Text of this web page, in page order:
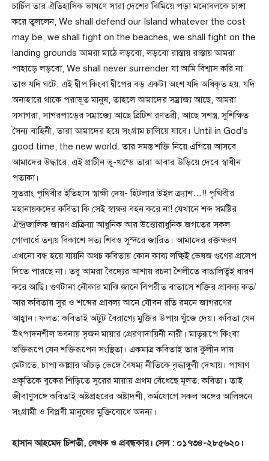
চার্চিল তার ঐতিহাসিক ভাষণে সারা দেশের ঝিমিয়ে পড়া মনোবলকে চাঙ্গা
করে তুললেন, We shall defend our Island whatever the cost
may be, we shall fight on the beaches, we shall fight on the
landing grounds আমরা মাঠে লড়বো, লড়বো রাস্তায় রাস্তায় আমরা
পাহাড়ে লড়বো, We shall never surrender যা আমি বিশ্বাস করি না
তাও যদি ঘটে, এই দ্বীপ কিংবা দ্বীপের বড় একটা অংশ যদি অধিকৃত হয়, যদি
অনাহারে থাকে পরাভূত মানুষ, তাহলে আমাদের সম্রাজ্য আছে, আমরা
সসাগরা, সাগরপাড়ের সম্রাজ্যে আছে ব্রিটিশ রণতরী, আছে সশস্ত্র, সুশিক্ষিত
সৈন্য বাহিনী, তারা আমাদের হয়ে সংগ্রাম চালিয়ে যাবে। Until in God’s
good time, the new world. তার সমস্ত শক্তি নিয়ে এগিয়ে আসবে
আমাদের উদ্ধারে, এই প্রাচীন ভূ-খন্ডে তারা আবার উড়িয়ে দেবে স্বাধীন
পতাকা।
সুতরাং পৃথিবীর ইতিহাস স্বাক্ষী দেয়- হিটলার উইল ক্র্যাশ…!! পৃথিবীর
মহানায়কদের কবিতা কি সেই স্বাক্ষর বহন করে না! যেখানে শব্দ সমষ্টির
ঐন্দ্রজালিক জারণ প্রক্রিয়া আধুনিক আর উত্তোরাধুনিক জগতের সকল
গোলার্ধে তন্ময় বিকাশে সত্য শিবও সুন্দরে জারিত। আমাদের রক্তক্ষরণ
এখনো বন্ধ হয়ে যায়নি অথচ কবিতায় কোন কাব্য লক্ষ্মিই ভেষজ গুণের প্রলেপ
দিতে পারছে না। তবু আমরা বৈদ্যের আশায় রচনা শৈলীতে বাঙালিত্বই ধারণ
করে আছি। গুণটানা নৌকার মাঝি জানে বিপরীত বাতাসে শক্তির প্রাবল্য কত/
আর কবিতায় সুর ও শব্দের প্রাবল্য আনে যৌবন রতি রমনে জাগরণের
আহ্বান। ফলত: কবিতাই অটুট বৈরাগ্যে মুক্তির উপায় খুঁজে দেয়। কবিতা যেন
উৎপাদনশীল ভবনায় সৃজন মায়ার প্রেরণাদায়িনী নারী। মাতৃরূপে কিংবা
ভক্তিরূপে যেন শক্তিরূপেন সংস্থিতা। একমাত্র কবিতাই তার কুলীন দায়
মেটাতে, চাপা কান্নার আঁচড় ভেঙ্গে বৈষম্য নীতিকে বৃদ্ধাঙ্গুলী দেখায়। পাষাণ
প্রকৃতিকে বুকের শিড়িতে সুরের মায়ায় প্রথম বেঁধেছে মূলত: কবিতা। তাই
জীবাণুসঙ্গে কবিতাই অষ্টপ্রহরের অষ্টাদশী, কর্মযোগে সকল অঙ্গের আলিঙ্গনে
সংগ্রামী ও বিপ্লবী মানুষের মুক্তিবোধে অনন্য।
হাসান আহমেদ চিশতী, লেখক ও প্রবন্ধকার। সেল : ০১৭৩৪-২৮৫৬২০।